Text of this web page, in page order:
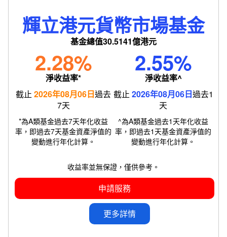
輝立港元貨幣市場基金
基金總值30.5141億港元
2.28%
淨收益率*
截止 2026年08月06日過去
7天
*為A類基金過去7天年化收益
率，即過去7天基金資產淨值的
變動進行年化計算 。
2.55%
淨收益率^
截止 2026年08月06日過去1
天
^為A類基金過去1 天年化收益
率，即過去1 天基金資產淨值的
變動進行年化計算。
收益率並無保證，僅供參考。
申請服務
更多詳情